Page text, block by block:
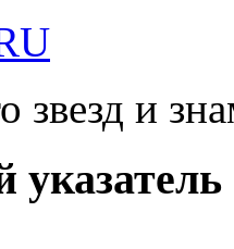
звезд и